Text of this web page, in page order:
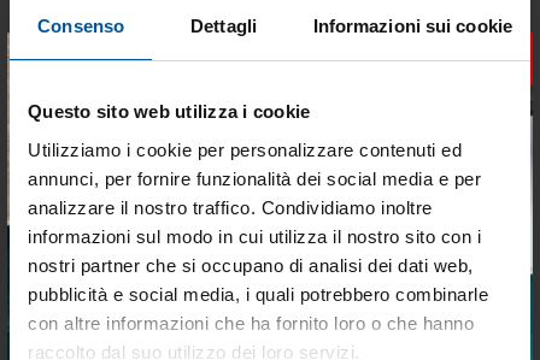
Tieniti aggiornato sulle
×
Consenso Dettagli Informazioni sui cookie
Questo sito web utilizza i cookie
Utilizziamo i cookie per personalizzare contenuti ed
annunci, per fornire funzionalità dei social media e per
analizzare il nostro traffico. Condividiamo inoltre
informazioni sul modo in cui utilizza il nostro sito con i
nostri partner che si occupano di analisi dei dati web,
pubblicità e social media, i quali potrebbero combinarle
con altre informazioni che ha fornito loro o che hanno
raccolto dal suo utilizzo dei loro servizi.
Predefinito 24 p
TOTALE SCUREZZA
ORDINI SUPERIORI A 199€